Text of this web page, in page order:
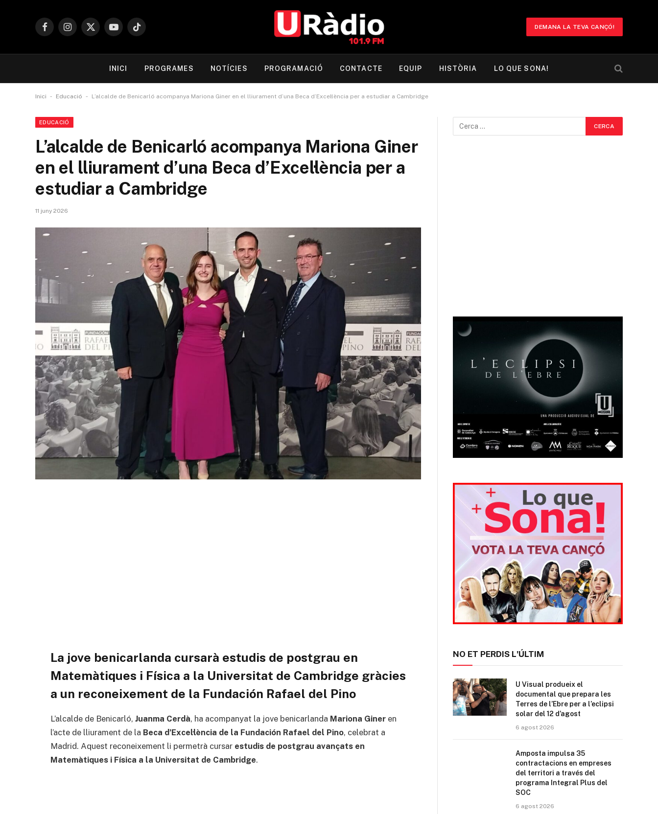
FacebookInstagram
X
YouTubeTikTok
DEMANA LA TEVA CANÇÓ!
INICI PROGRAMES NOTÍCIES PROGRAMACIÓ CONTACTE EQUIP HISTÒRIA LO QUE SONA!
Inici - Educació - L’alcalde de Benicarló acompanya Mariona Giner en el lliurament d’una Beca d’Excel·lència per a estudiar a Cambridge
EDUCACIÓ
L’alcalde de Benicarló acompanya Mariona Giner
en el lliurament d’una Beca d’Excel·lència per a
estudiar a Cambridge
11 juny 2026
La jove benicarlanda cursarà estudis de postgrau en
Matemàtiques i Física a la Universitat de Cambridge gràcies
a un reconeixement de la Fundación Rafael del Pino
L’alcalde de Benicarló, Juanma Cerdà, ha acompanyat la jove benicarlanda Mariona Giner en
l’acte de lliurament de la Beca d’Excel·lència de la Fundación Rafael del Pino, celebrat a
Madrid. Aquest reconeixement li permetrà cursar estudis de postgrau avançats en
Matemàtiques i Física a la Universitat de Cambridge.
NO ET PERDIS L'ÚLTIM
U Visual produeix el
documental que prepara les
Terres de l’Ebre per a l’eclipsi
solar del 12 d’agost
6 agost 2026
Amposta impulsa 35
contractacions en empreses
del territori a través del
programa Integral Plus del
SOC
6 agost 2026